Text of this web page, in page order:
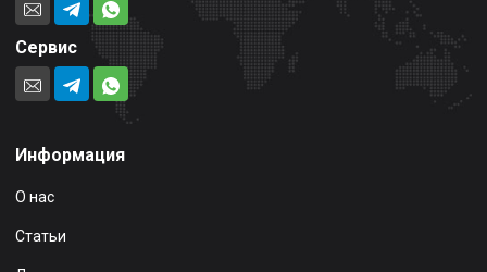
Сервис
Информация
О нас
Статьи